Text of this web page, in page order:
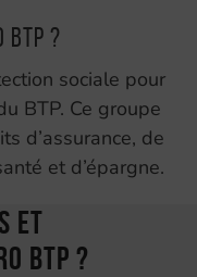
?
sociale pour
BTP. Ce groupe
d’assurance, de
et d’épargne.
et
BTP ?